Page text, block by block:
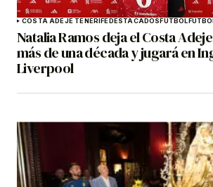
COSTA ADEJE TENERIFE DESTACADOS FÚTBOL
Natalia Ramos deja el Costa
más de una década y jugará en
Liverpool